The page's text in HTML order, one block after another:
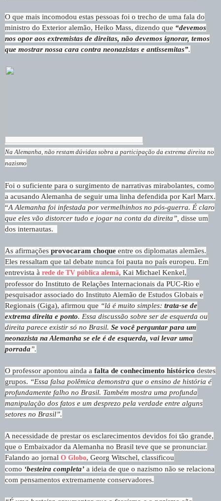
O que mais incomodou estas pessoas foi o trecho de uma fala do
ministro do Exterior alemão, Heiko Mass, dizendo que “devemos
nos opor aos extremistas de direitas, não devemos ignorar, temos
que mostrar nossa cara contra neonazistas e antissemitas”.
Na Alemanha, não restam dúvidas sobra a participação da extrema direita no
nazismo
Foi o suficiente para o surgimento de narrativas mirabolantes, como
a acusando Alemanha de seguir uma linha defendida por Karl Marx.
“A Alemanha foi infestada por vermelhinhos no pós-guerra. É claro
que eles vão distorcer tudo e jogar na conta da direita”, disse um
dos internautas.
As afirmações provocaram choque entre os diplomatas alemães.
Eles ressaltam que tal debate nunca foi pauta no país europeu. Em
entrevista à rede de TV pública alemã, Kai Michael Kenkel,
professor do Instituto de Relações Internacionais da PUC-Rio e
pesquisador associado do Instituto Alemão de Estudos Globais e
Regionais (Giga), afirmou que “lá é muito simples: trata-se de
extrema direita e ponto. Essa discussão sobre ser de esquerda ou
direita parece existir só no Brasil. Se você perguntar para um
neonazista na Alemanha se ele é de esquerda, vai levar uma
porrada”.
O professor apontou ainda a falta de conhecimento histórico destes
grupos. “Essa falsa polêmica demonstra que o ensino de história é
profundamente falho no Brasil. Também mostra uma profunda
manipulação dos fatos e um desprezo pela verdade entre alguns
setores no Brasil”.
A necessidade de prestar os esclarecimentos devidos foi tão grande,
que o Embaixador da Alemanha no Brasil teve que se pronunciar.
Falando ao jornal O Globo, Georg Witschel, classificou
como ‘besteira completa’ a ideia de que o nazismo não se relaciona
com pensamentos extremamente conservadores.